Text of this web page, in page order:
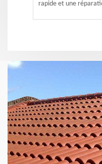
rapide et une